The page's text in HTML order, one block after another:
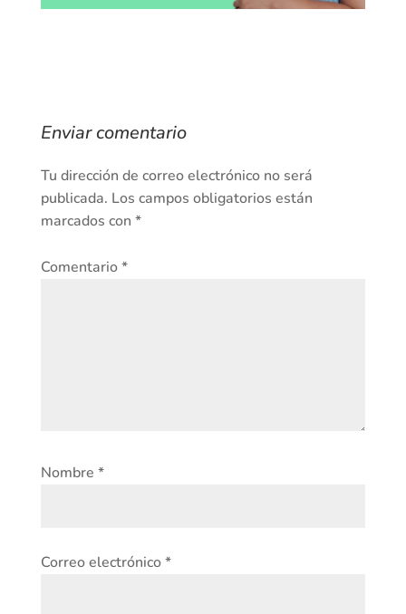
Enviar comentario
Tu dirección de correo electrónico no será
publicada. Los campos obligatorios están
marcados con *
Comentario*
Nombre *
Correo electrónico*